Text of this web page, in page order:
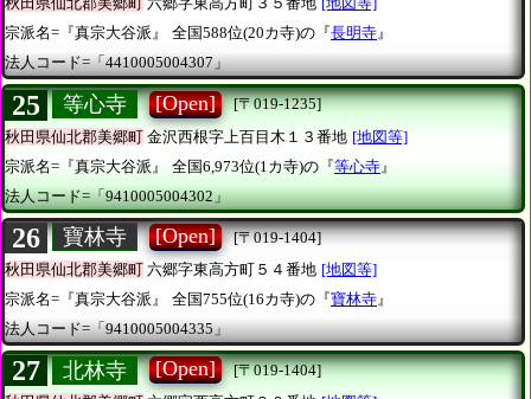
宗派名=『真宗大谷派』
全国588位(20カ寺)の『長明寺』
法人コード=「4410005004307」
25 等心寺 [Open]
[〒019-1235]
秋田県仙北郡美郷町 金沢西根字上百目木１３番地 [地図等]
宗派名=『真宗大谷派』
全国6,973位(1カ寺)の『等心寺 』
法人コード=「9410005004302」
26 寶林寺 [Open]
[〒019-1404]
秋田県仙北郡美郷町 六郷字東高方町５４番地 [地図等]
宗派名=『真宗大谷派』
全国755位(16カ寺)の『寶林寺 』
法人コード=「9410005004335」
27 北林寺 [Open]
[〒019-1404]